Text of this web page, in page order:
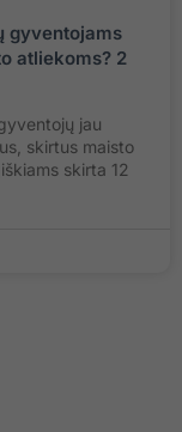
gyventojams
atliekoms? 2
jau
skirtus maisto
skirta 12